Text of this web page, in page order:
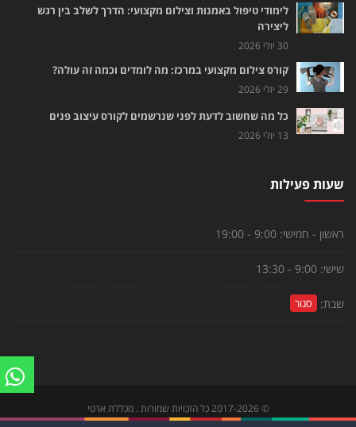
לימודי טיפול באמנות וצילום מקצועי: הדרך לשלב בין רגש
ליצירה
30 יולי 2026
קורס צילום מקצועי במרכז: מה לומדים וכמה זה עולה?
29 יולי 2026
כל מה שחשוב לדעת לפני שנרשמים לקורס עיצוב פנים
13 יולי 2026
שעות פעילות
ראשון - חמישי: 9:00 - 19:00
שישי: 9:00 - 13:30
שבת: סגור
©
2017-2026כל הזכויות שמורות . מכללת ארטי